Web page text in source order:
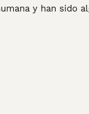
y han sido
en una casa.